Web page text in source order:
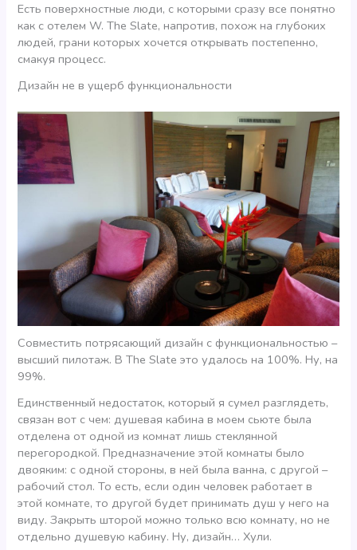
Есть поверхностные люди, с которыми сразу все понятно
как с отелем W. The Slate, напротив, похож на глубоких
людей, грани которых хочется открывать постепенно,
смакуя процесс.
Дизайн не в ущерб функциональности
Совместить потрясающий дизайн с функциональностью –
высший пилотаж. В The Slate это удалось на 100%. Ну, на
99%.
Единственный недостаток, который я сумел разглядеть,
связан вот с чем: душевая кабина в моем сьюте была
отделена от одной из комнат лишь стеклянной
перегородкой. Предназначение этой комнаты было
двояким: с одной стороны, в ней была ванна, с другой –
рабочий стол. То есть, если один человек работает в
этой комнате, то другой будет принимать душ у него на
виду. Закрыть шторой можно только всю комнату, но не
отдельно душевую кабину. Ну, дизайн… Хули.